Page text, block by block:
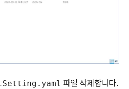
파일 삭제합니다.